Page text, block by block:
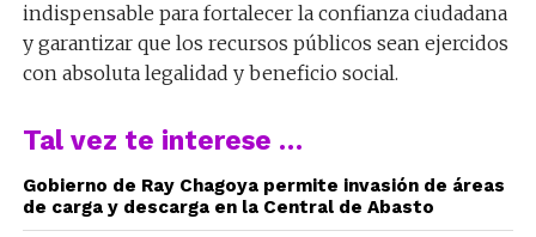
indispensable para fortalecer la confianza ciudadana
y garantizar que los recursos públicos sean ejercidos
con absoluta legalidad y beneficio social.
Tal vez te interese …
Gobierno de Ray Chagoya permite invasión de áreas
de carga y descarga en la Central de Abasto